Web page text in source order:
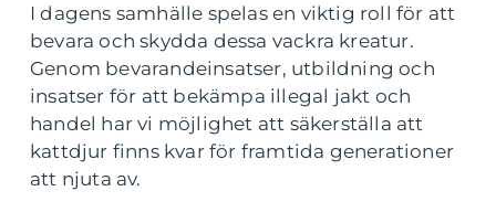
I dagens samhälle spelas en viktig roll för att
bevara och skydda dessa vackra kreatur.
Genom bevarandeinsatser, utbildning och
insatser för att bekämpa illegal jakt och
handel har vi möjlighet att säkerställa att
kattdjur finns kvar för framtida generationer
att njuta av.